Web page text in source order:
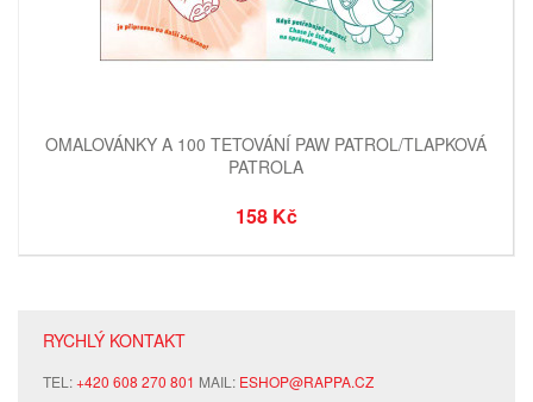
OMALOVÁNKY A 100 TETOVÁNÍ PAW PATROL/TLAPKOVÁ
PATROLA
158 Kč
RYCHLÝ KONTAKT
TEL:+420 608 270 801 MAIL: ESHOP@RAPPA.CZ